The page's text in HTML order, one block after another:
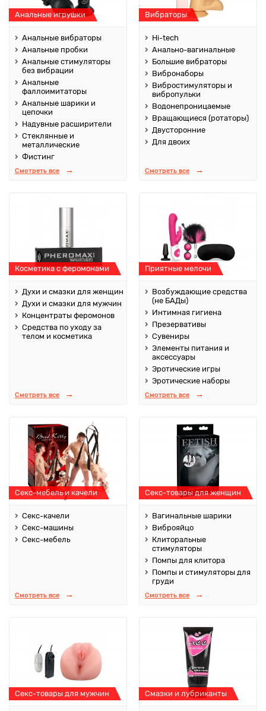
Анальные игрушки
Анальные вибраторы
Анальные пробки
Анальные стимуляторы
без вибрации
Анальные
фаллоимитаторы
Анальные шарики и
цепочки
Надувные расширители
Стеклянные и
металлические
Фистинг
Смотреть все
Вибраторы
Hi-tech
Анально-вагинальные
Большие вибраторы
Вибронаборы
Вибростимуляторы и
вибропульки
Водонепроницаемые
Вращающиеся (ротаторы)
Двусторонние
Для двоих
Смотреть все
Косметика с феромонами
Духи и смазки для женщин
Духи и смазки для мужчин
Концентраты феромонов
Средства по уходу за
телом и косметика
Смотреть все
Приятные мелочи
Возбуждающие средства
(не БАДы)
Интимная гигиена
Презервативы
Сувениры
Элементы питания и
аксессуары
Эротические игры
Эротические наборы
Смотреть все
Секс-мебель и качели
Секс-качели
Секс-машины
Секс-мебель
Смотреть все
Секс-товары для женщин
Вагинальные шарики
Виброяйцо
Клиторальные
стимуляторы
Помпы для клитора
Помпы и стимуляторы для
груди
Смотреть все
Секс-товары для мужчин Смазки и лубриканты